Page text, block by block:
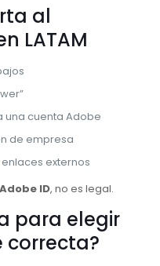
al
LATAM
una cuenta Adobe
de empresa
externos
Adobe ID, no es legal.
para elegir
correcta?